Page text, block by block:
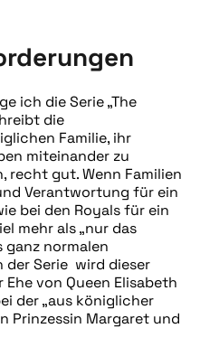
ich die Serie „The
die
Familie, ihr
miteinander zu
recht gut. Wenn Familien
Verantwortung für ein
bei den Royals für ein
mehr als „nur das
ganz normalen
der Serie wird dieser
von Queen Elisabeth
der „aus königlicher
Prinzessin Margaret und